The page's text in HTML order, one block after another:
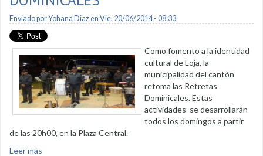
Enviado porYohana Diazen Vie, 20/06/2014 - 08:33
Como fomento a la identidad
cultural de Loja, la
municipalidad del cantón
retoma las Retretas
Dominicales. Estas
actividades se desarrollarán
todos los domingos a partir
de las 20h00, en la Plaza Central.
Leer más